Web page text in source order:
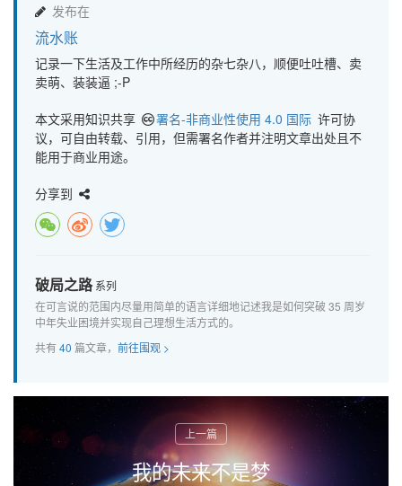
发布在
流水账
记录一下生活及工作中所经历的杂七杂八，顺便吐吐槽、卖
卖萌、装装逼 ;-P
本文采用知识共享 署名-非商业性使用 4.0 国际 许可协
议，可自由转载、引用，但需署名作者并注明文章出处且不
能用于商业用途。
分享到
破局之路系列
在可言说的范围内尽量用简单的语言详细地记述我是如何突破 35 周岁
中年失业困境并实现自己理想生活方式的。
共有40 篇文章， 前往围观 >
我的未来不是梦